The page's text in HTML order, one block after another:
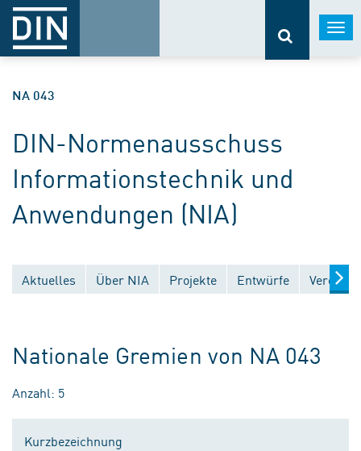
NA 043
DIN-Normenausschuss
Informationstechnik und
Anwendungen (NIA)
Aktuelles Über NIA Projekte Entwürfe
Nationale Gremien von NA 043
Anzahl: 5
Kurzbezeichnung